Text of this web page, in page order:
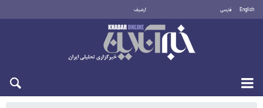
English فارسی أرشيف